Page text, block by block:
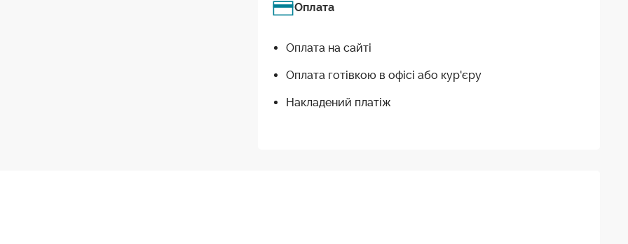
Оплата
Оплата на сайті
Оплата готівкою в офісі або кур'єру
Накладений платіж